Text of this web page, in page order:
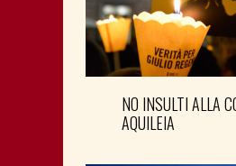
NO INSULTI ALLA
AQUILEIA